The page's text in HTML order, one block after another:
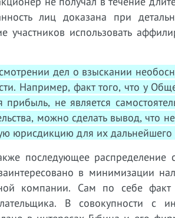
лиц доказана при
участников использовать
дел о взыскании
Например, факт того, что у
прибыль, не является
можно сделать вывод, что
юрисдикцию для их дальнейшего
последующее распределение
в минимизации
компании. Сам по себе факт
В совокупности с